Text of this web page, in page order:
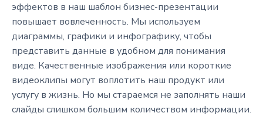
эффектов в наш шаблон бизнес-презентации
повышает вовлеченность. Мы используем
диаграммы, графики и инфографику, чтобы
представить данные в удобном для понимания
виде. Качественные изображения или короткие
видеоклипы могут воплотить наш продукт или
услугу в жизнь. Но мы стараемся не заполнять наши
слайды слишком большим количеством информации.